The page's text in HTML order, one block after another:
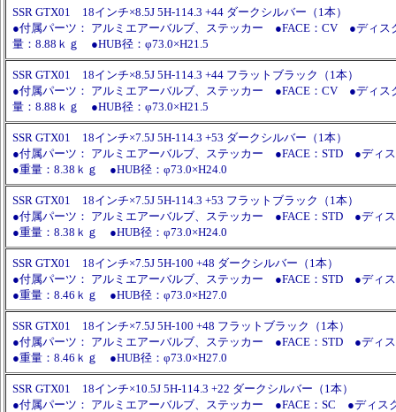
SSR GTX01 18インチ×8.5J 5H-114.3 +44 ダークシルバー（1本）
●付属パーツ： アルミエアーバルブ、ステッカー ●FACE：CV ●ディ
量：8.88ｋｇ ●HUB径：φ73.0×H21.5
SSR GTX01 18インチ×8.5J 5H-114.3 +44 フラットブラック（1本）
●付属パーツ： アルミエアーバルブ、ステッカー ●FACE：CV ●ディ
量：8.88ｋｇ ●HUB径：φ73.0×H21.5
SSR GTX01 18インチ×7.5J 5H-114.3 +53 ダークシルバー（1本）
●付属パーツ： アルミエアーバルブ、ステッカー ●FACE：STD ●ディ
●重量：8.38ｋｇ ●HUB径：φ73.0×H24.0
SSR GTX01 18インチ×7.5J 5H-114.3 +53 フラットブラック（1本）
●付属パーツ： アルミエアーバルブ、ステッカー ●FACE：STD ●ディ
●重量：8.38ｋｇ ●HUB径：φ73.0×H24.0
SSR GTX01 18インチ×7.5J 5H-100 +48 ダークシルバー（1本）
●付属パーツ： アルミエアーバルブ、ステッカー ●FACE：STD ●ディ
●重量：8.46ｋｇ ●HUB径：φ73.0×H27.0
SSR GTX01 18インチ×7.5J 5H-100 +48 フラットブラック（1本）
●付属パーツ： アルミエアーバルブ、ステッカー ●FACE：STD ●ディ
●重量：8.46ｋｇ ●HUB径：φ73.0×H27.0
SSR GTX01 18インチ×10.5J 5H-114.3 +22 ダークシルバー（1本）
●付属パーツ： アルミエアーバルブ、ステッカー ●FACE：SC ●ディ